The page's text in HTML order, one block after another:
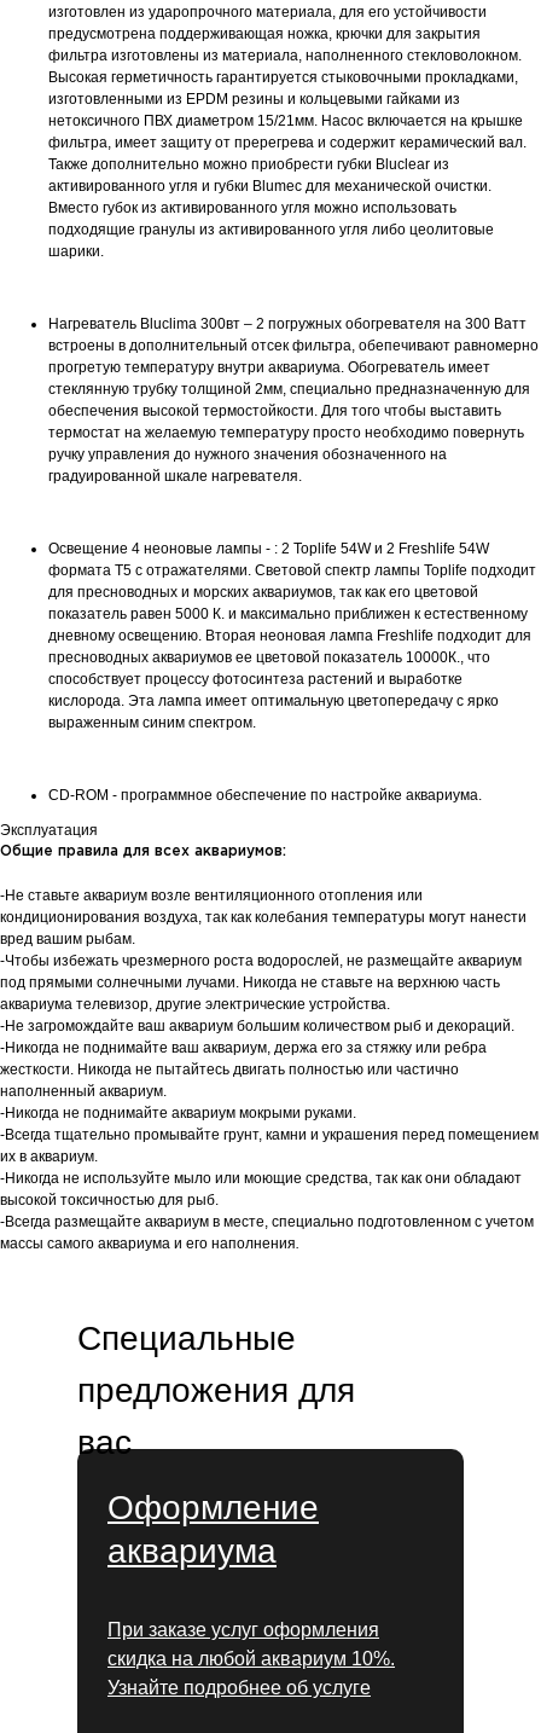
изготовлен из ударопрочного материала, для его устойчивости
предусмотрена поддерживающая ножка, крючки для закрытия
фильтра изготовлены из материала, наполненного стекловолокном.
Высокая герметичность гарантируется стыковочными прокладками,
изготовленными из EPDM резины и кольцевыми гайками из
нетоксичного ПВХ диаметром 15/21мм. Насос включается на крышке
фильтра, имеет защиту от пререгрева и содержит керамический вал.
Также дополнительно можно приобрести губки Bluclear из
активированного угля и губки Blumec для механической очистки.
Вместо губок из активированного угля можно использовать
подходящие гранулы из активированного угля либо цеолитовые
шарики.
Нагреватель Bluclima 300вт – 2 погружных обогревателя на 300 Ватт
встроены в дополнительный отсек фильтра, обепечивают равномерно
прогретую температуру внутри аквариума. Обогреватель имеет
стеклянную трубку толщиной 2мм, специально предназначенную для
обеспечения высокой термостойкости. Для того чтобы выставить
термостат на желаемую температуру просто необходимо повернуть
ручку управления до нужного значения обозначенного на
градуированной шкале нагревателя.
Освещение 4 неоновые лампы - : 2 Toplife 54W и 2 Freshlife 54W
формата Т5 с отражателями. Световой спектр лампы Toplife подходит
для пресноводных и морских аквариумов, так как его цветовой
показатель равен 5000 К. и максимально приближен к естественному
дневному освещению. Вторая неоновая лампа Freshlife подходит для
пресноводных аквариумов ее цветовой показатель 10000К., что
способствует процессу фотосинтеза растений и выработке
кислорода. Эта лампа имеет оптимальную цветопередачу с ярко
выраженным синим спектром.
CD-ROM - программное обеспечение по настройке аквариума.
Эксплуатация
Общие правила для всех аквариумов:
-Не ставьте аквариум возле вентиляционного отопления или
кондиционирования воздуха, так как колебания температуры могут нанести
вред вашим рыбам.
-Чтобы избежать чрезмерного роста водорослей, не размещайте аквариум
под прямыми солнечными лучами. Никогда не ставьте на верхнюю часть
аквариума телевизор, другие электрические устройства.
-Не загромождайте ваш аквариум большим количеством рыб и декораций.
-Никогда не поднимайте ваш аквариум, держа его за стяжку или ребра
жесткости. Никогда не пытайтесь двигать полностью или частично
наполненный аквариум.
-Никогда не поднимайте аквариум мокрыми руками.
-Всегда тщательно промывайте грунт, камни и украшения перед помещением
их в аквариум.
-Никогда не используйте мыло или моющие средства, так как они обладают
высокой токсичностью для рыб.
-Всегда размещайте аквариум в месте, специально подготовленном с учетом
массы самого аквариума и его наполнения.
Оформление
аквариума
При заказе услуг оформления
скидка на любой аквариум 10%.
Узнайте подробнее об услуге
Специальные
предложения для
вас